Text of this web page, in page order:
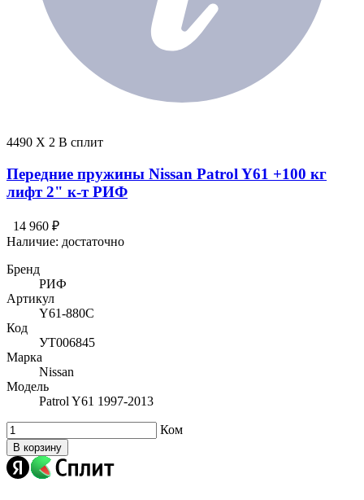
4490 X 2 В сплит
Передние пружины Nissan Patrol Y61 +100 кг
лифт 2" к-т РИФ
14 960 ₽
Наличие: достаточно
Бренд
РИФ
Артикул
Y61-880C
Код
УТ006845
Марка
Nissan
Модель
Patrol Y61 1997-2013
Ком
В корзину